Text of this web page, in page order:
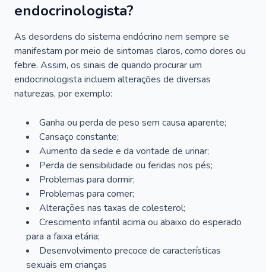
endocrinologista?
As desordens do sistema endócrino nem sempre se
manifestam por meio de sintomas claros, como dores ou
febre. Assim, os sinais de quando procurar um
endocrinologista incluem alterações de diversas
naturezas, por exemplo:
Ganha ou perda de peso sem causa aparente;
Cansaço constante;
Aumento da sede e da vontade de urinar;
Perda de sensibilidade ou feridas nos pés;
Problemas para dormir;
Problemas para comer;
Alterações nas taxas de colesterol;
Crescimento infantil acima ou abaixo do esperado
para a faixa etária;
Desenvolvimento precoce de características
sexuais em crianças